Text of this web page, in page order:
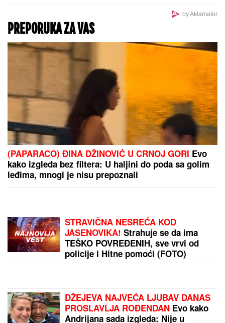
"ŽELIM BEBU"Jelena Gavrilović
progovorila o svadbi i renoviranju
kuće: "Išla sam roditeljima da kažem
da odustajem"
DONEO ODLUKUEvo kada Asmin
Durdžić napušta Srbiju i ide u
Dubrovnik: "Sto posto će biti tada"